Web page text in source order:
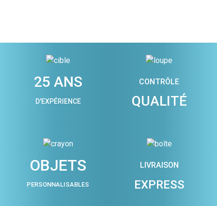
25 ANS
D'EXPÉRIENCE
CONTRÔLE
QUALITÉ
OBJETS
PERSONNALISABLES
LIVRAISON
EXPRESS